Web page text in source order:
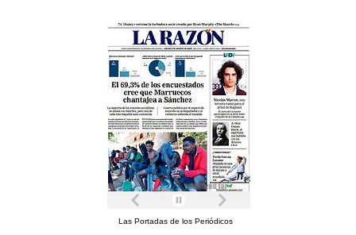
Las Portadas de los Periódicos